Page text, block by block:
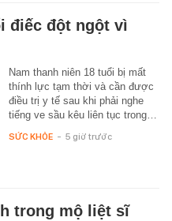
điếc đột ngột vì
Nam thanh niên 18 tuổi bị mất
thính lực tạm thời và cần được
điều trị y tế sau khi phải nghe
tiếng ve sầu kêu liên tục trong…
SỨC KHỎE - 5 giờ trước
trong mộ liệt sĩ